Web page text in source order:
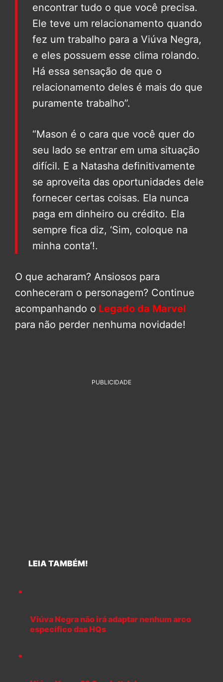
encontrar tudo o que você precisa.
Ele teve um relacionamento quando
fez um trabalho para a Viúva Negra,
e eles possuem esse clima rolando.
Há essa sensação de que o
relacionamento deles é mais do que
puramente trabalho”.
“Mason é o cara que você quer do
seu lado se entrar em uma situação
difícil. E a Natasha definitivamente
se aproveita das oportunidades dele
fornecer certas coisas. Ela nunca
paga em dinheiro ou crédito. Ela
sempre fica diz, ‘Sim, coloque na
minha conta’!.
O que acharam? Ansiosos para
conheceram o personagem? Continue
acompanhando o Legado da Marvel
para não perder nenhuma novidade!
PUBLICIDADE
LEIA TAMBÉM!
Viúva Negra não irá adaptar nenhum arco
específico das HQs